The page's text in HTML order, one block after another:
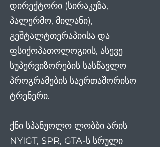
დირექტორი (სირაკუზა,
პალერმო, მილანი),
გეშტალტთერაპიისა და
ფსიქოპათოლოგიის, ასევე
სუპერვიზორების სასწავლო
პროგრამების საერთაშორისო
ტრენერი.
ქნი სპანუოლო ლობბი არის
NYIGT, SPR, GTA-ს სრული